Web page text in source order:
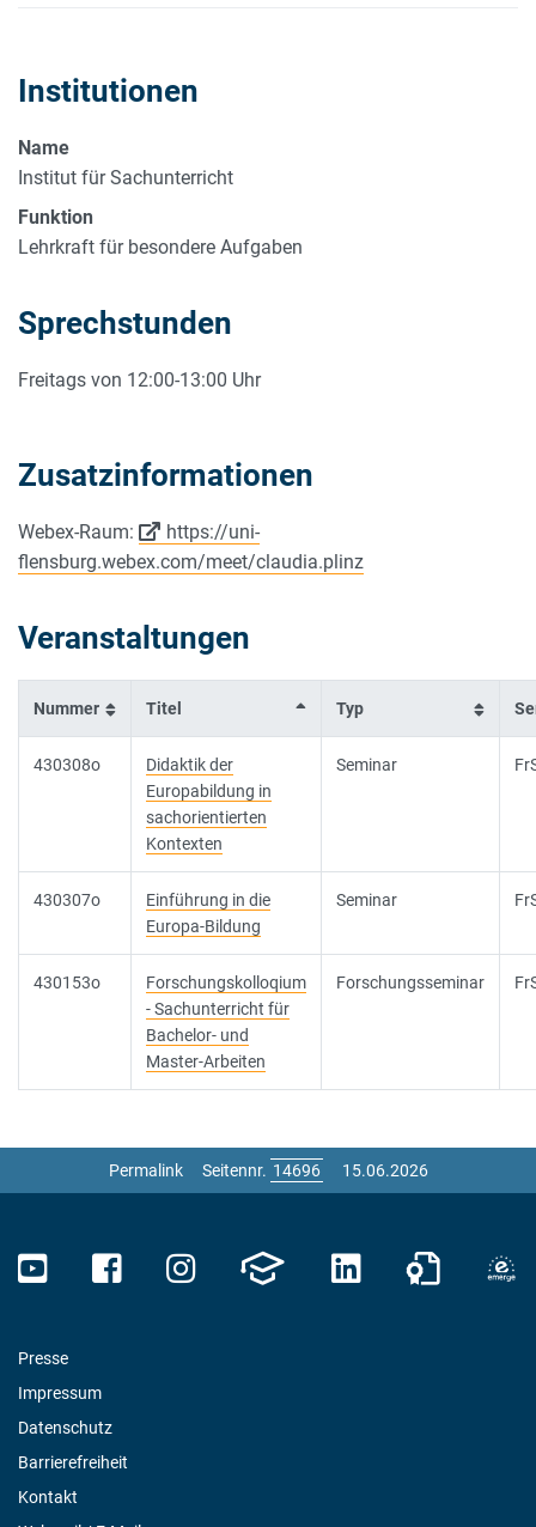
Institutionen
Name
Institut für Sachunterricht
Funktion
Lehrkraft für besondere Aufgaben
Sprechstunden
Freitags von 12:00-13:00 Uhr
Zusatzinformationen
Webex-Raum:
https://uni-
flensburg.webex.com/meet/claudia.plinz
Veranstaltungen
Nummer Titel Typ
430308o
Didaktik der
Europabildung in
sachorientierten
Kontexten
Seminar
430307o
Einführung in die
Europa-Bildung
Seminar
430153o
Forschungskolloqium
- Sachunterricht für
Bachelor- und
Master-Arbeiten
Forschungsseminar
Permalink Seitennr. 15.06.2026
Presse
Impressum
Datenschutz
Barrierefreiheit
Kontakt